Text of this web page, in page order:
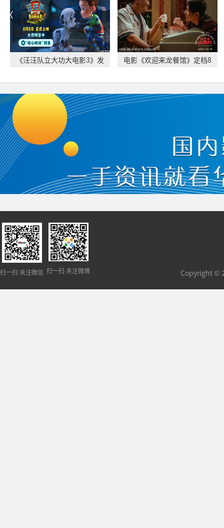
《汪汪队立大功大电影3》发
电影《欢迎来龙餐馆》定档8
扫一扫 关注微信 扫一扫 关注微博 Copyright ©